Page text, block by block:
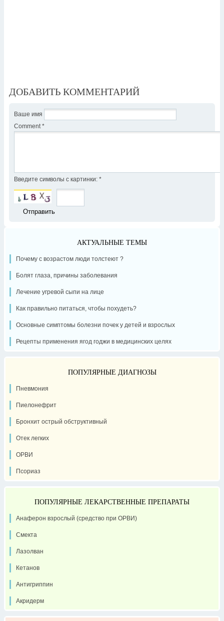
ДОБАВИТЬ КОММЕНТАРИЙ
Ваше имя
Comment *
Введите символы с картинки: *
АКТУАЛЬНЫЕ ТЕМЫ
Почему с возрастом люди толстеют ?
Болят глаза, причины заболевания
Лечение угревой сыпи на лице
Как правильно питаться, чтобы похудеть?
Основные симптомы болезни почек у детей и взрослых
Рецепты применения ягод годжи в медицинских целях
ПОПУЛЯРНЫЕ ДИАГНОЗЫ
Пневмония
Пиелонефрит
Бронхит острый обструктивный
Отек легких
ОРВИ
Псориаз
ПОПУЛЯРНЫЕ ЛЕКАРСТВЕННЫЕ ПРЕПАРАТЫ
Анаферон взрослый (средство при ОРВИ)
Смекта
Лазолван
Кетанов
Антигриппин
Акридерм